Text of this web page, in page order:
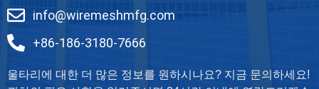
info@wiremeshmfg.com
+86-186-3180-7666
울타리에 대한 더 많은 정보를 원하시나요? 지금 문의하세요!